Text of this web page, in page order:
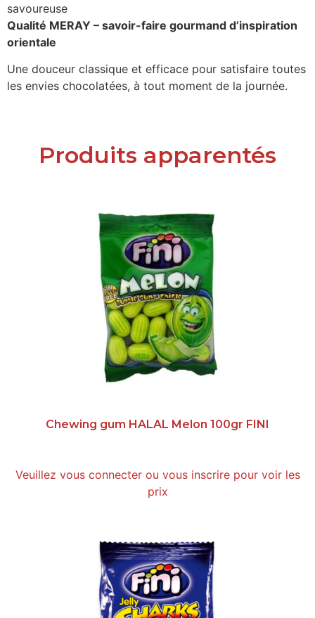
savoureuse
Qualité MERAY – savoir-faire gourmand d’inspiration
orientale
Une douceur classique et efficace pour satisfaire toutes
les envies chocolatées, à tout moment de la journée.
Produits apparentés
Chewing gum HALAL Melon 100gr FINI
Veuillez vous connecter ou vous inscrire pour voir les
prix